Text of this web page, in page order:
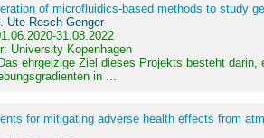
of microfluidics-based methods to study
Ute Resch-Genger
31.08.2022
University Kopenhagen
Das ehrgeizige Ziel dieses Projekts besteht
in ...
for mitigating adverse health effects from